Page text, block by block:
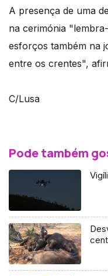
A presença de uma
na cerimónia
esforços também na
entre os crentes",
C/Lusa
Pode também